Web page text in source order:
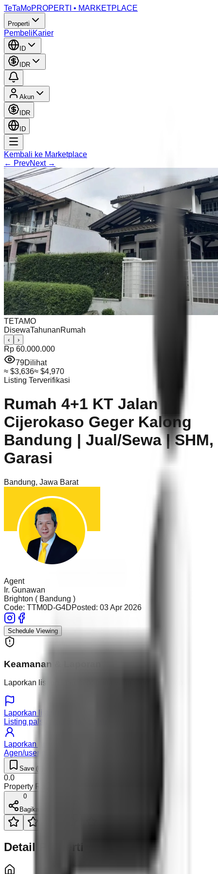
TeTaMoPROPERTI • MARKETPLACE
Properti
PembeliKarier
ID
IDR
Akun
IDR
ID
Kembali ke Marketplace
← PrevNext →
TETAMO
DisewaTahunanRumah
‹ ›
Rp 60.000.000
79Dilihat
≈ $3,636≈ $4,970
Listing Terverifikasi
Rumah 4+1 KT Jalan
Cijerokaso Geger Kalong
Bandung | Jual/Sewa | SHM,
Garasi
Bandung, Jawa Barat
Agent
Ir. Gunawan
Brighton ( Bandung )
Code: TTM0D-G4DPosted: 03 Apr 2026
Schedule Viewing
Keamanan & Laporan
Laporkan listing atau pengguna yang mencurigakan.
Laporkan listing
Listing palsu atau detail salah
Laporkan pengguna
Agen/user mencurigakan
Save (
0.0
Property Rating (
0
Bagikan
Detail Properti